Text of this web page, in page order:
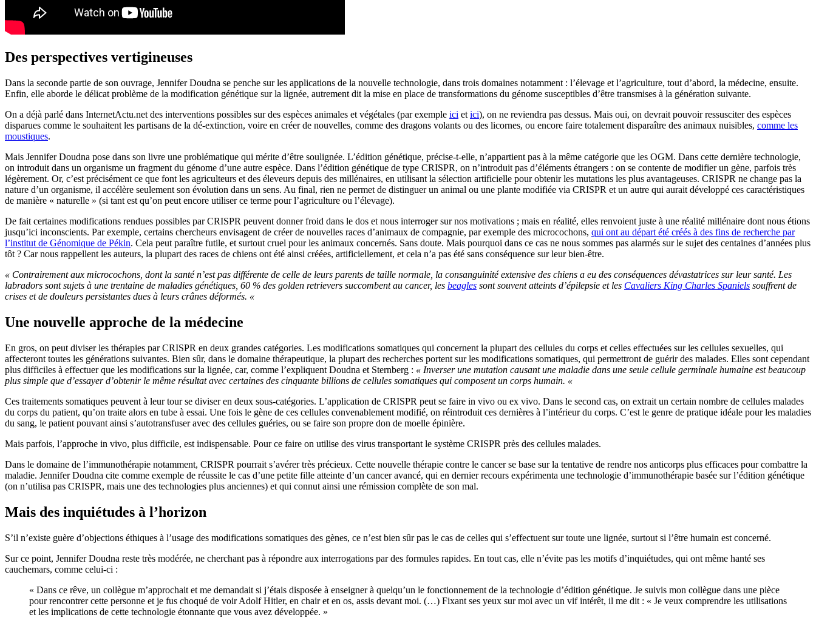
Des perspectives vertigineuses
Dans la seconde partie de son ouvrage, Jennifer Doudna se penche sur les applications de la nouvelle technologie, dans trois domaines notamment : l’élevage et l’agriculture, tout d’abord, la médecine, ensuite.
Enfin, elle aborde le délicat problème de la modification génétique sur la lignée, autrement dit la mise en place de transformations du génome susceptibles d’être transmises à la génération suivante.
On a déjà parlé dans InternetActu.net des interventions possibles sur des espèces animales et végétales (par exemple ici et ici), on ne reviendra pas dessus. Mais oui, on devrait pouvoir ressusciter des espèces
disparues comme le souhaitent les partisans de la dé-extinction, voire en créer de nouvelles, comme des dragons volants ou des licornes, ou encore faire totalement disparaître des animaux nuisibles, comme les
moustiques.
Mais Jennifer Doudna pose dans son livre une problématique qui mérite d’être soulignée. L’édition génétique, précise-t-elle, n’appartient pas à la même catégorie que les OGM. Dans cette dernière technologie,
on introduit dans un organisme un fragment du génome d’une autre espèce. Dans l’édition génétique de type CRISPR, on n’introduit pas d’éléments étrangers : on se contente de modifier un gène, parfois très
légèrement. Or, c’est précisément ce que font les agriculteurs et des éleveurs depuis des millénaires, en utilisant la sélection artificielle pour obtenir les mutations les plus avantageuses. CRISPR ne change pas la
nature d’un organisme, il accélère seulement son évolution dans un sens. Au final, rien ne permet de distinguer un animal ou une plante modifiée via CRISPR et un autre qui aurait développé ces caractéristiques
de manière « naturelle » (si tant est qu’on peut encore utiliser ce terme pour l’agriculture ou l’élevage).
De fait certaines modifications rendues possibles par CRISPR peuvent donner froid dans le dos et nous interroger sur nos motivations ; mais en réalité, elles renvoient juste à une réalité millénaire dont nous étions
jusqu’ici inconscients. Par exemple, certains chercheurs envisagent de créer de nouvelles races d’animaux de compagnie, par exemple des microcochons, qui ont au départ été créés à des fins de recherche par
l’institut de Génomique de Pékin. Cela peut paraître futile, et surtout cruel pour les animaux concernés. Sans doute. Mais pourquoi dans ce cas ne nous sommes pas alarmés sur le sujet des centaines d’années plus
tôt ? Car nous rappellent les auteurs, la plupart des races de chiens ont été ainsi créées, artificiellement, et cela n’a pas été sans conséquence sur leur bien-être.
« Contrairement aux microcochons, dont la santé n’est pas différente de celle de leurs parents de taille normale, la consanguinité extensive des chiens a eu des conséquences dévastatrices sur leur santé. Les
labradors sont sujets à une trentaine de maladies génétiques, 60 % des golden retrievers succombent au cancer, les beagles sont souvent atteints d’épilepsie et les Cavaliers King Charles Spaniels souffrent de
crises et de douleurs persistantes dues à leurs crânes déformés. «
Une nouvelle approche de la médecine
En gros, on peut diviser les thérapies par CRISPR en deux grandes catégories. Les modifications somatiques qui concernent la plupart des cellules du corps et celles effectuées sur les cellules sexuelles, qui
affecteront toutes les générations suivantes. Bien sûr, dans le domaine thérapeutique, la plupart des recherches portent sur les modifications somatiques, qui permettront de guérir des malades. Elles sont cependant
plus difficiles à effectuer que les modifications sur la lignée, car, comme l’expliquent Doudna et Sternberg : « Inverser une mutation causant une maladie dans une seule cellule germinale humaine est beaucoup
plus simple que d’essayer d’obtenir le même résultat avec certaines des cinquante billions de cellules somatiques qui composent un corps humain. «
Ces traitements somatiques peuvent à leur tour se diviser en deux sous-catégories. L’application de CRISPR peut se faire in vivo ou ex vivo. Dans le second cas, on extrait un certain nombre de cellules malades
du corps du patient, qu’on traite alors en tube à essai. Une fois le gène de ces cellules convenablement modifié, on réintroduit ces dernières à l’intérieur du corps. C’est le genre de pratique idéale pour les maladies
du sang, le patient pouvant ainsi s’autotransfuser avec des cellules guéries, ou se faire son propre don de moelle épinière.
Mais parfois, l’approche in vivo, plus difficile, est indispensable. Pour ce faire on utilise des virus transportant le système CRISPR près des cellules malades.
Dans le domaine de l’immunothérapie notamment, CRISPR pourrait s’avérer très précieux. Cette nouvelle thérapie contre le cancer se base sur la tentative de rendre nos anticorps plus efficaces pour combattre la
maladie. Jennifer Doudna cite comme exemple de réussite le cas d’une petite fille atteinte d’un cancer avancé, qui en dernier recours expérimenta une technologie d’immunothérapie basée sur l’édition génétique
(on n’utilisa pas CRISPR, mais une des technologies plus anciennes) et qui connut ainsi une rémission complète de son mal.
Mais des inquiétudes à l’horizon
S’il n’existe guère d’objections éthiques à l’usage des modifications somatiques des gènes, ce n’est bien sûr pas le cas de celles qui s’effectuent sur toute une lignée, surtout si l’être humain est concerné.
Sur ce point, Jennifer Doudna reste très modérée, ne cherchant pas à répondre aux interrogations par des formules rapides. En tout cas, elle n’évite pas les motifs d’inquiétudes, qui ont même hanté ses
cauchemars, comme celui-ci :
« Dans ce rêve, un collègue m’approchait et me demandait si j’étais disposée à enseigner à quelqu’un le fonctionnement de la technologie d’édition génétique. Je suivis mon collègue dans une pièce
pour rencontrer cette personne et je fus choqué de voir Adolf Hitler, en chair et en os, assis devant moi. (…) Fixant ses yeux sur moi avec un vif intérêt, il me dit : « Je veux comprendre les utilisations
et les implications de cette technologie étonnante que vous avez développée. »